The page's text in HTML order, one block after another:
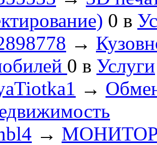
0 в
→
0 в Услуги
→
→ МОНИТОРЫ